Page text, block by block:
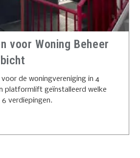
voor Woning Beheer
de woningvereniging in 4
platformlift geïnstalleerd welke
verdiepingen.